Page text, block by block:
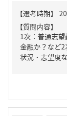
【質問内容】
1次：普通志
金融か？など
状況・志望度